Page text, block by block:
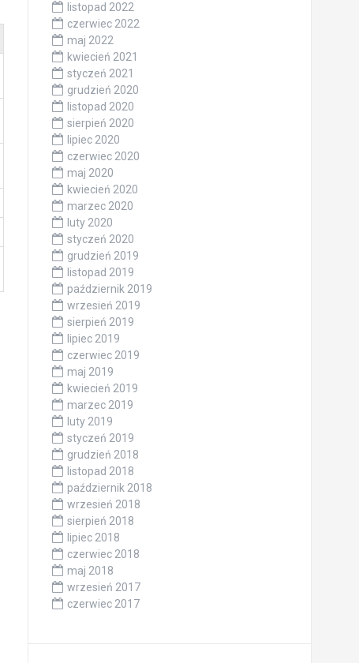
listopad 2022
czerwiec 2022
maj 2022
kwiecień 2021
styczeń 2021
grudzień 2020
listopad 2020
sierpień 2020
lipiec 2020
czerwiec 2020
maj 2020
kwiecień 2020
marzec 2020
luty 2020
styczeń 2020
grudzień 2019
listopad 2019
październik 2019
wrzesień 2019
sierpień 2019
lipiec 2019
czerwiec 2019
maj 2019
kwiecień 2019
marzec 2019
luty 2019
styczeń 2019
grudzień 2018
listopad 2018
październik 2018
wrzesień 2018
sierpień 2018
lipiec 2018
czerwiec 2018
maj 2018
wrzesień 2017
czerwiec 2017